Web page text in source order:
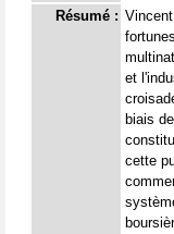
Résumé :
et
biais
cette